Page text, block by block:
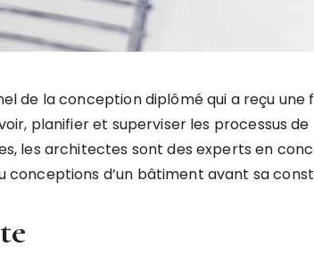
de la conception diplômé qui a reçu une
planifier et superviser les processus de
les architectes sont des experts en
conceptions d’un bâtiment avant sa